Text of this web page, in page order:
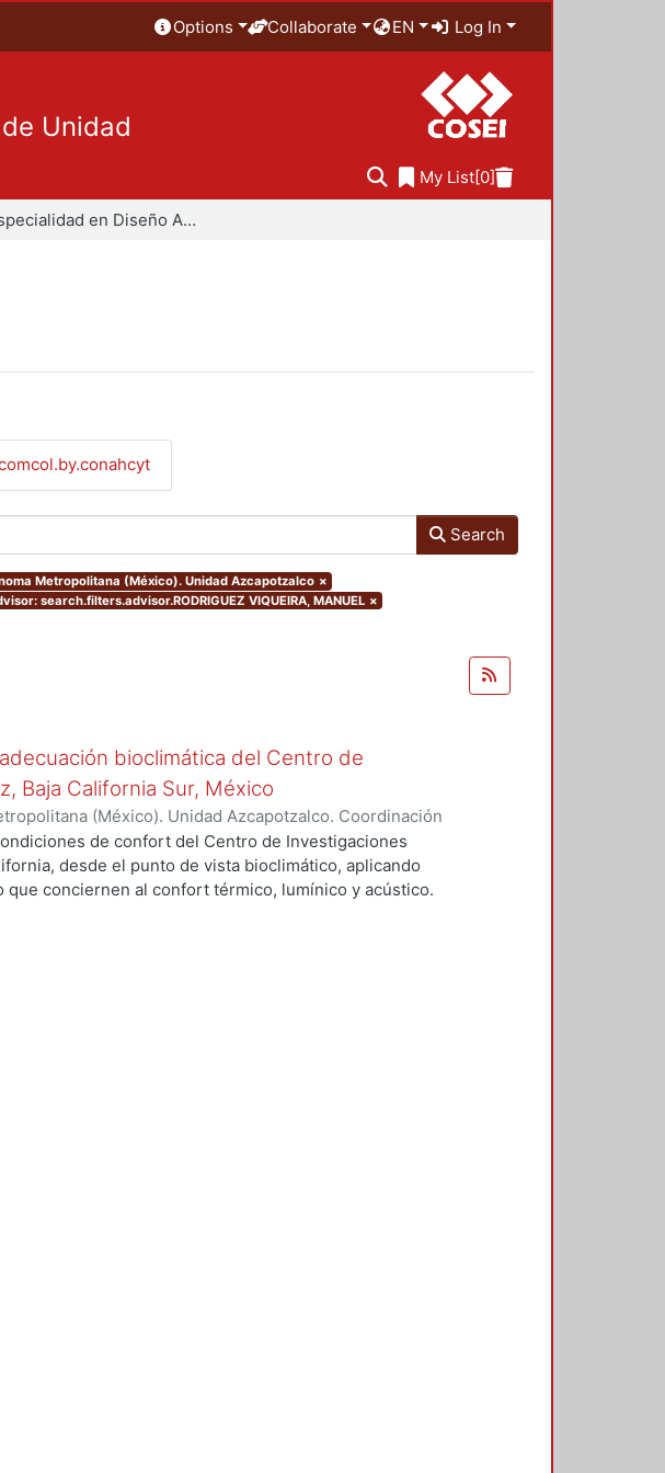
Options Collaborate EN Log In
Unidad
My List[0]
Especialidad en Diseño Ambiental
Search
Metropolitana (México). Unidad Azcapotzalco ×
search.filters.advisor.RODRIGUEZ VIQUEIRA, MANUEL ×
bioclimática del Centro de
Baja California Sur, México
(México). Unidad Azcapotzalco. Coordinación
,1999-12 )García Tavera, José Luis
de confort del Centro de Investigaciones
desde el punto de vista bioclimático, aplicando
que conciernen al confort térmico, lumínico y acústico.